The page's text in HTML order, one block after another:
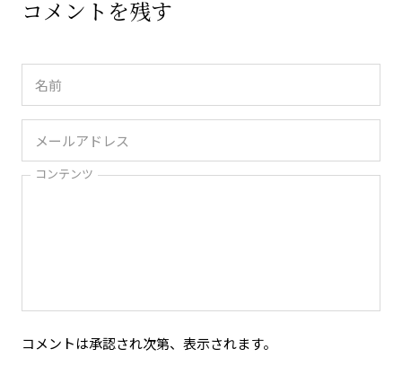
コメントを残す
コンテンツ
コメントは承認され次第、表示されます。